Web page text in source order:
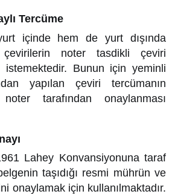
Tercüme
içinde hem de yurt dışında
noter tasdikli çeviri
istemektedir. Bunun için yeminli
yapılan çeviri tercümanın
tarafından onaylanması
Lahey Konvansiyonuna taraf
taşıdığı resmi mührün ve
onaylamak için kullanılmaktadır.